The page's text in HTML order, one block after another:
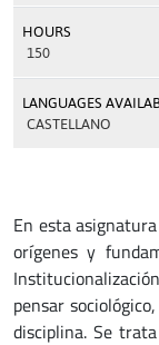
HOURS
150
LANGUAGES
CASTELLANO
En esta
orígenes y
pensar
disciplina. Se